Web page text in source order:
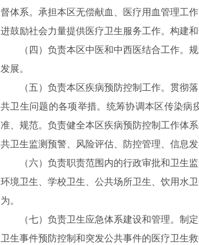
督体系。 承担本区无偿献血、医疗用血管理工作
进鼓励社会力量提供医疗卫生服务工作。构建和
（四）负责本区中医和中西医结合工作。
发展。
（五）负责本区疾病预防控制工作。贯彻
共卫生问题的各项举措。 统筹协调本区传染病
准、规范。 负责健全本区疾病预防控制工作体
共卫生监测预警、风险评估、防控管理、信息发
（六）负责职责范围内的行政审批和卫生
环境卫生、学校卫生、公共场所卫生、饮用水
为。
（七） 负责卫生应急体系建设和管理。制
卫生事件预防控制和突发公共事件的医疗卫生